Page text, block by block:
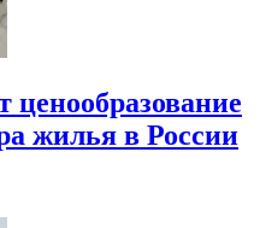
жилья в России